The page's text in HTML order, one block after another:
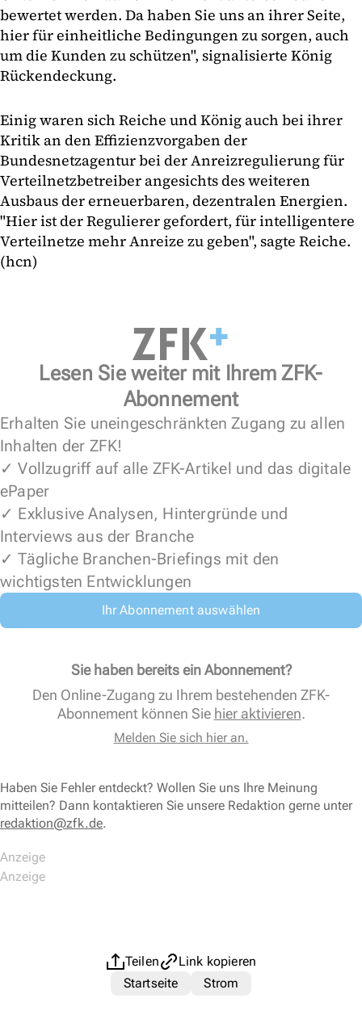
bewertet werden. Da haben Sie uns an ihrer Seite,
hier für einheitliche Bedingungen zu sorgen, auch
um die Kunden zu schützen", signalisierte König
Rückendeckung.
Einig waren sich Reiche und König auch bei ihrer
Kritik an den Effizienzvorgaben der
Bundesnetzagentur bei der Anreizregulierung für
Verteilnetzbetreiber angesichts des weiteren
Ausbaus der erneuerbaren, dezentralen Energien.
"Hier ist der Regulierer gefordert, für intelligentere
Verteilnetze mehr Anreize zu geben", sagte Reiche.
(hcn)
Lesen Sie weiter mit Ihrem ZFK-
Abonnement
Erhalten Sie uneingeschränkten Zugang zu allen
Inhalten der ZFK!
✓ Vollzugriff auf alle ZFK-Artikel und das digitale
ePaper
✓ Exklusive Analysen, Hintergründe und
Interviews aus der Branche
✓ Tägliche Branchen-Briefings mit den
wichtigsten Entwicklungen
Ihr Abonnement auswählen
Sie haben bereits ein Abonnement?
Den Online-Zugang zu Ihrem bestehenden ZFK-
Abonnement können Sie hier aktivieren.
Melden Sie sich hier an.
Haben Sie Fehler entdeckt? Wollen Sie uns Ihre Meinung
mitteilen? Dann kontaktieren Sie unsere Redaktion gerne unter
redaktion@zfk.de.
Teilen
Link kopieren
Startseite
Strom